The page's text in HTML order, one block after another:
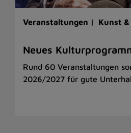
Veranstaltungen | Kunst
Neues
Rund 60 Veranstaltungen
2026/2027 für gute